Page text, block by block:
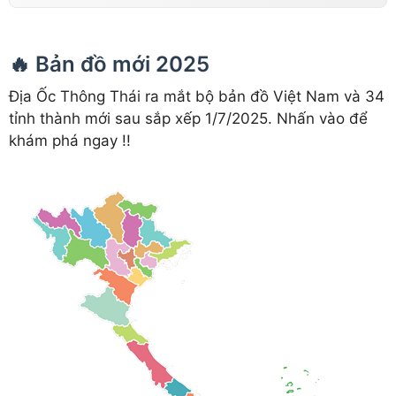
🔥 Bản đồ mới 2025
Địa Ốc Thông Thái ra mắt bộ bản đồ Việt Nam và 34
tỉnh thành mới sau sắp xếp 1/7/2025. Nhấn vào để
khám phá ngay !!